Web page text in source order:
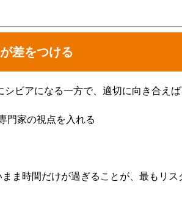
差をつける
ビアになる一方で、適切に向き合え
門家の視点を入れる
ま時間だけが過ぎることが、最もリ